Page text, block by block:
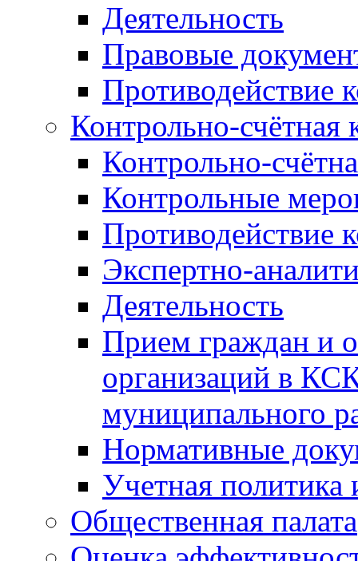
Деятельность
Правовые
Противодействие
Контрольно-счётная
Контрольно-
Контрольные
Противодействие
Экспертно-
Деятельность
Прием граждан и
организаций в
муниципального
Нормативные
Учетная политика
Общественная палата